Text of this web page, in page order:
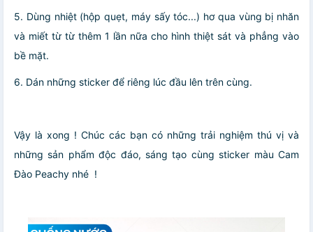
5. Dùng nhiệt (hộp quẹt, máy sấy tóc...) hơ qua vùng bị nhăn
và miết từ từ thêm 1 lần nữa cho hình thiệt sát và phẳng vào
bề mặt.
6. Dán những sticker để riêng lúc đầu lên trên cùng.
Vậy là xong ! Chúc các bạn có những trải nghiệm thú vị và
những sản phẩm độc đáo, sáng tạo cùng sticker màu Cam
Đào Peachy nhé !